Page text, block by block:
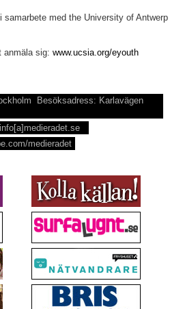
samarbete med the University of
anmäla sig: www.ucsia.org/eyouth
Besöksadress: Karlavägen
medieradet